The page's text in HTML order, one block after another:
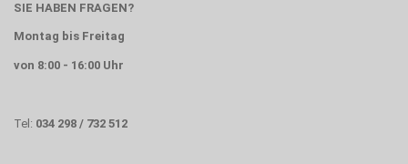
SIE HABEN FRAGEN?
Montag bis Freitag
von 8:00 - 16:00 Uhr
Tel: 034 298 / 732 512